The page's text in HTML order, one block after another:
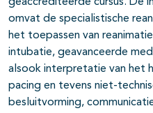
omvat de specialistische
het toepassen van
intubatie, geavanceerde
alsook interpretatie van het
pacing en tevens niet-
besluitvorming,